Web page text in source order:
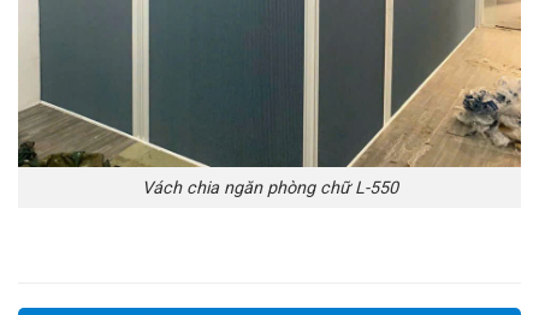
Vách chia ngăn phòng chữ L-550